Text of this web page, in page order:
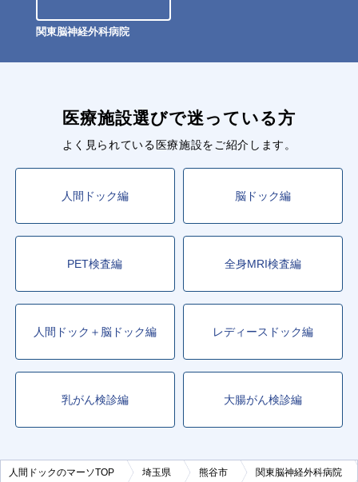
関東脳神経外科病院
医療施設選びで迷っている方
よく見られている医療施設をご紹介します。
人間ドック編 脳ドック編
PET検査編 全身MRI検査編
人間ドック＋脳ドック編 レディースドック編
乳がん検診編 大腸がん検診編
人間ドックのマーソTOP 埼玉県 熊谷市 関東脳神経外科病院